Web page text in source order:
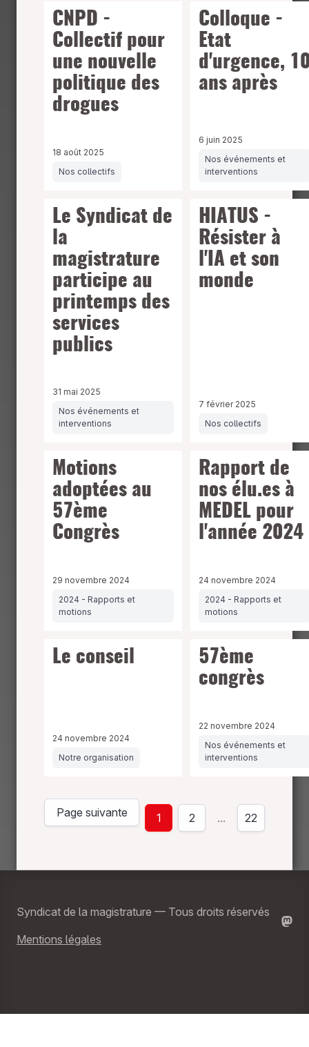
CNPD -
Collectif pour
une nouvelle
politique des
drogues
18 août 2025
Nos collectifs
Colloque -
Etat
d'urgence,
ans après
6 juin 2025
Nos événements et
interventions
Le Syndicat de
la
magistrature
participe au
printemps des
services
publics
31 mai 2025
Nos événements et
interventions
HIATUS -
Résister à
l'IA et son
monde
7 février 2025
Nos collectifs
Motions
adoptées au
57ème
Congrès
29 novembre 2024
2024 - Rapports et
motions
Rapport de
nos élu.es à
MEDEL pour
l'année 2024
24 novembre 2024
2024 - Rapports et
motions
Le conseil
24 novembre 2024
Notre organisation
57ème
congrès
22 novembre 2024
Nos événements et
interventions
Page suivante 1 2 …
Page
22
Syndicat de la magistrature — Tous droits réservés
Mentions légales